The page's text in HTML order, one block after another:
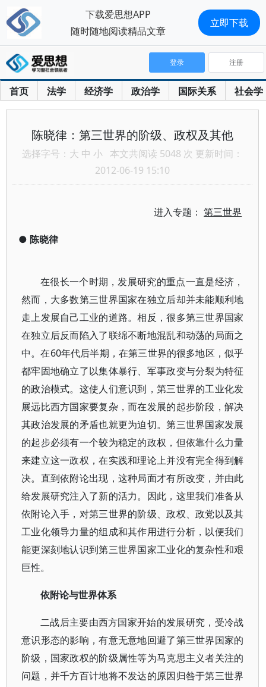
首页 法学 经济学 政治学 国际关系 社会学
登录 注册
陈晓律：第三世界的阶级、政权及其他
选择字号： 大 中 小 本文共阅读 5048 次 更新时间：
2012-06-19 15:10
进入专题：第三世界
● 陈晓律
在很长一个时期，发展研究的重点一直是经济，
然而，大多数第三世界国家在独立后却并未能顺利地
走上发展自己工业的道路。相反，很多第三世界国家
在独立后反而陷入了联绵不断地混乱和动荡的局面之
中。在60年代后半期，在第三世界的很多地区，似乎
都牢固地确立了以集体暴行、军事政变与分裂为特征
的政治模式。这使人们意识到，第三世界的工业化发
展远比西方国家要复杂，而在发展的起步阶段，解决
其政治发展的矛盾也就更为迫切。第三世界国家发展
的起步必须有一个较为稳定的政权，但依靠什么力量
来建立这一政权，在实践和理论上并没有完全得到解
决。直到依附论出现，这种局面才有所改变，并由此
给发展研究注入了新的活力。因此，这里我们准备从
依附论入手，对第三世界的阶级、政权、政党以及其
工业化领导力量的组成和其作用进行分析，以便我们
能更深刻地认识到第三世界国家工业化的复杂性和艰
巨性。
依附论与世界体系
二战后主要由西方国家开始的发展研究，受冷战
意识形态的影响，有意无意地回避了第三世界国家的
阶级，国家政权的阶级属性等为马克思主义者关注的
问题，并千方百计地将不发达的原因归咎于第三世界
下载爱思想APP
随时随地阅读精品文章
立即下载